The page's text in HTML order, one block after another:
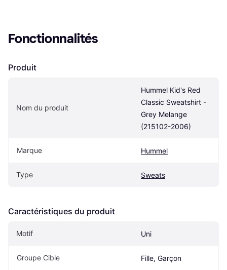
Fonctionnalités
Produit
Nom du produit
Hummel Kid's Red
Classic Sweatshirt -
Grey Melange
(215102-2006)
Marque Hummel
Type Sweats
Caractéristiques du produit
Motif Uni
Groupe Cible Fille, Garçon